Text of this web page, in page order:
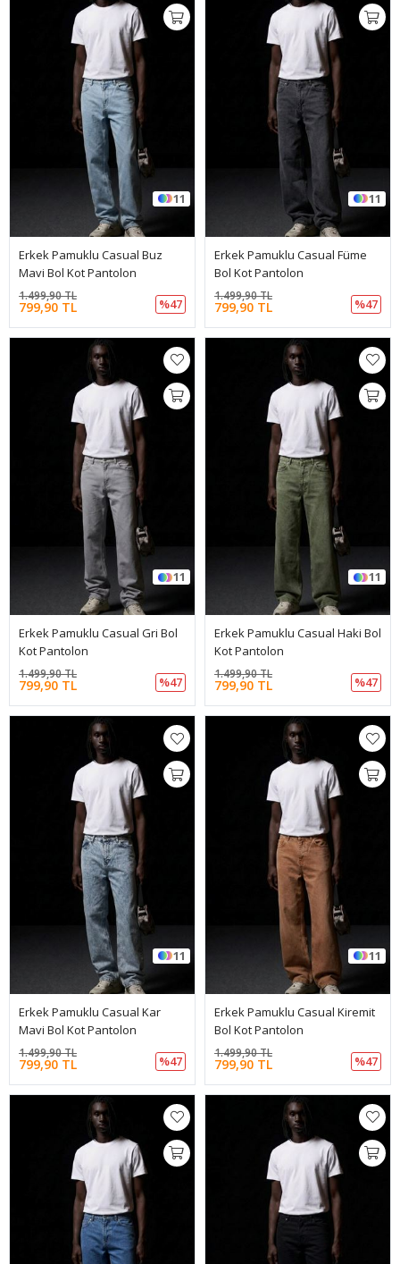
11
Erkek Pamuklu Casual Buz
Mavi Bol Kot Pantolon
799,90 TL
1.499,90 TL
%47
11
Erkek Pamuklu Casual Füme
Bol Kot Pantolon
799,90 TL
1.499,90 TL
%47
11
Erkek Pamuklu Casual Gri Bol
Kot Pantolon
799,90 TL
1.499,90 TL
%47
11
Erkek Pamuklu Casual Haki Bol
Kot Pantolon
799,90 TL
1.499,90 TL
%47
11
Erkek Pamuklu Casual Kar
Mavi Bol Kot Pantolon
799,90 TL
1.499,90 TL
%47
11
Erkek Pamuklu Casual Kiremit
Bol Kot Pantolon
799,90 TL
1.499,90 TL
%47